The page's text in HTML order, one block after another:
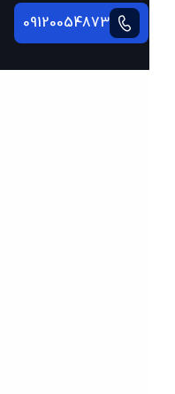
09120054873